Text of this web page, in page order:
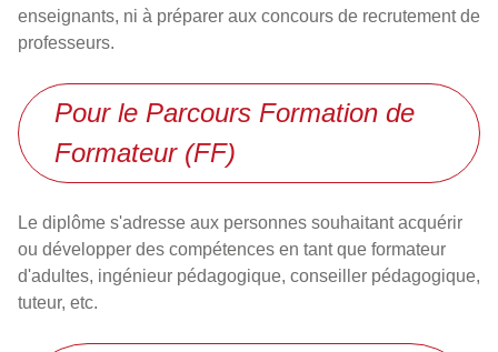
enseignants, ni à préparer aux concours de recrutement de
professeurs.
Pour le Parcours Formation de
Formateur (FF)
Le diplôme s'adresse aux personnes souhaitant acquérir
ou développer des compétences en tant que formateur
d'adultes, ingénieur pédagogique, conseiller pédagogique,
tuteur, etc.